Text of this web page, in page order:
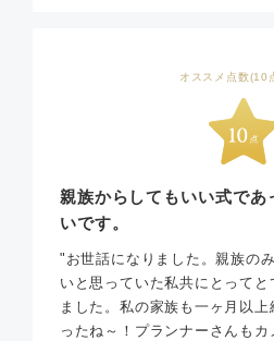
オススメ点数(10
親族からしてもいい式であ
いです。
"お世話になりました。親族の
いと思っていた私共にとってと
ました。私の家族も一ヶ月以
ったね～！プランナーさんも